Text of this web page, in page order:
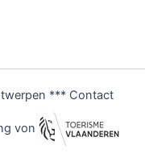
*** Contact
von